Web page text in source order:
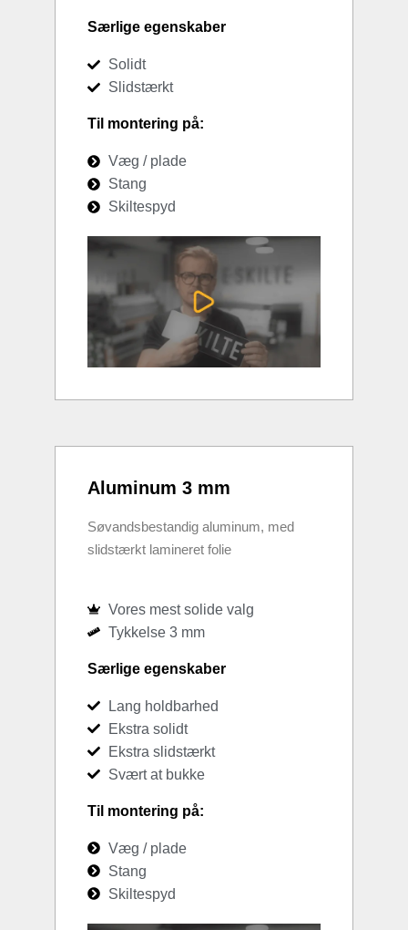
Særlige egenskaber
Solidt
Slidstærkt
Til montering på:
Væg / plade
Stang
Skiltespyd
Aluminum 3 mm
Søvandsbestandig aluminum, med
slidstærkt lamineret folie
Vores mest solide valg
Tykkelse 3 mm
Særlige egenskaber
Lang holdbarhed
Ekstra solidt
Ekstra slidstærkt
Svært at bukke
Til montering på:
Væg / plade
Stang
Skiltespyd